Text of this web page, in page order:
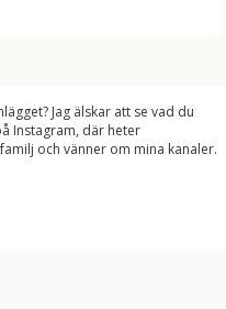
Jag älskar att se vad du
Instagram, där heter
och vänner om mina kanaler.